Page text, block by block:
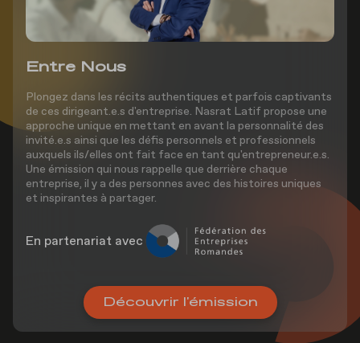
Entre Nous
Plongez dans les récits authentiques et parfois captivants
de ces dirigeant.e.s d'entreprise. Nasrat Latif propose une
approche unique en mettant en avant la personnalité des
invité.e.s ainsi que les défis personnels et professionnels
auxquels ils/elles ont fait face en tant qu'entrepreneur.e.s.
Une émission qui nous rappelle que derrière chaque
entreprise, il y a des personnes avec des histoires uniques
et inspirantes à partager.
En partenariat avec
Découvrir l'émission